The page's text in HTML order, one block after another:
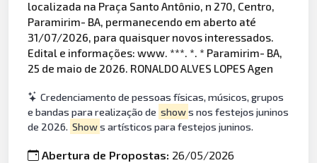
localizada na Praça Santo Antônio, n 270, Centro,
Paramirim- BA, permanecendo em aberto até
31/07/2026, para quaisquer novos interessados.
Edital e informações: www. ***. *. * Paramirim- BA,
25 de maio de 2026. RONALDO ALVES LOPES Agen
Credenciamento de pessoas físicas, músicos, grupos
e bandas para realização de shows nos festejos juninos
de 2026. Shows artísticos para festejos juninos.
Abertura de Propostas: 26/05/2026